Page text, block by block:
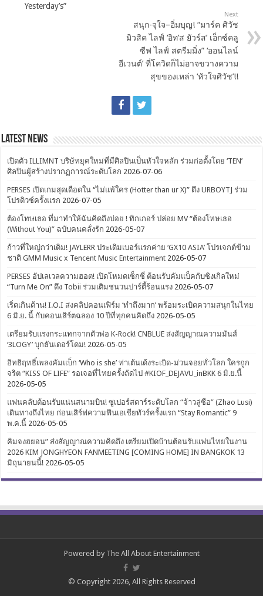
Yesterday’s”
Next
สนุก-จุใจ–อิ่มบุญ! “มาร์ค ศิวัช
มิวสิค ไลฟ์ ‘อิท’ส ยัวร์ส’ เอ็กซ์คลู
ซีฟ ไลฟ์ สตรีมมิ่ง” ‘ออนไลน์
อีเวนต์’ ที่โควิดก็ไม่อาจขวางความ
สุขของเหล่า ‘หัวใจศิวัช’!!
Latest News
เปิดตัว ILLIMNT บริษัทยุคใหม่ที่มีศิลปินเป็นหัวใจหลัก ร่วมก่อตั้งโดย ‘TEN’
ศิลปินผู้สร้างปรากฏการณ์ระดับโลก 2026-07-06
PERSES เปิดเกมสุดเดือดใน “ไม่แพ้ใคร (Hotter than ur X)” ดึง URBOYTJ ร่วม
โปรดิวซ์ครั้งแรก 2026-07-05
ต้องโทษเธอ ที่มาทำให้ฉันคิดถึงบ่อย ! ทิกเกอร์ ปล่อย MV “ต้องโทษเธอ
(Without You)” ฉบับคนคลั่งรัก 2026-05-07
ก้าวที่ใหญ่กว่าเดิม! JAYLERR ประเดิมเบอร์แรกค่าย ‘GX10 ASIA’ โปรเจกต์ข้าม
ชาติ GMM Music x Tencent Music Entertainment 2026-05-07
PERSES อัปเลเวลความฮอต! เปิดโหมดเซ็กซี่ ต้อนรับคัมแบ็คกับซิงเกิลใหม่
“Turn Me On” ดึง Tobii ร่วมเติมชนวนปาร์ตี้ร้อนแรง 2026-05-07
เริ่ดเกินต้าน! I.O.I ส่งคลิปคอนเฟิร์ม ‘ทำถึงมาก’ พร้อมระเบิดความสนุกในไทย
6 มิ.ย. นี้ กับคอนเสิร์ตฉลอง 10 ปีที่ทุกคนคิดถึง 2026-05-05
เตรียมรับแรงกระแทกจากตัวพ่อ K-Rock! CNBLUE ส่งสัญญาณความมันส์
‘3LOGY’ บุกธันเดอร์โดม! 2026-05-05
อิทธิฤทธิ์เพลงคัมแบ็ก ‘Who is she’ ท่าเต้นเด้งระเบิด-ม่วนจอยทั่วโลก ใครถูก
จริต “KISS OF LIFE” รอเจอที่ไทยครั้งถัดไป #KIOF_DEJAVU_inBKK 6 มิ.ย.นี้
2026-05-05
แฟนคลับต้อนรับแน่นสนามบิน! ซูเปอร์สตาร์ระดับโลก “จ้าวลู่ซือ” (Zhao Lusi)
เดินทางถึงไทย ก่อนเสิร์ฟความฟินเอเชียทัวร์ครั้งแรก “Stay Romantic” 9
พ.ค.นี้ 2026-05-05
คิมจงฮยอน” ส่งสัญญาณความคิดถึง เตรียมเปิดบ้านต้อนรับแฟนไทยในงาน
2026 KIM JONGHYEON FANMEETING [COMING HOME] IN BANGKOK 13
มิถุนายนนี้! 2026-05-05
Powered by The All About Entertainment
© Copyright 2026, All Rights Reserved